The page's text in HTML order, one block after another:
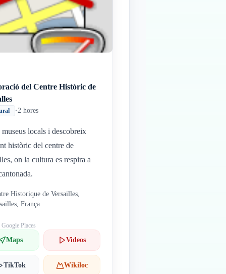
del Centre Històric de
•2 hores
locals i descobreix
històric del centre de
on la cultura es respira a
Historique de Versailles,
França
Google Places
Maps Videos
TikTok Wikiloc